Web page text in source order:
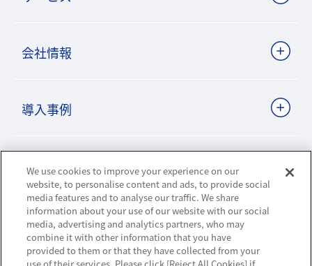
会社情報
導入事例
ビジネスパートナーサイト
ニュースリリース
お知らせ
We use cookies to improve your experience on our
website, to personalise content and ads, to provide social
media features and to analyse our traffic. We share
information about your use of our website with our social
media, advertising and analytics partners, who may
combine it with other information that you have
provided to them or that they have collected from your